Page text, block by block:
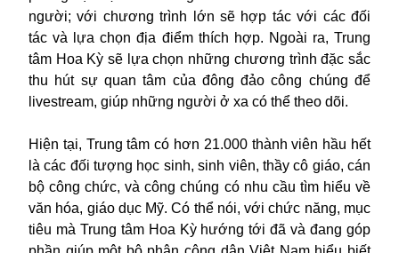
người; với chương trình lớn sẽ hợp tác với các đối
tác và lựa chọn địa điểm thích hợp. Ngoài ra, Trung
tâm Hoa Kỳ sẽ lựa chọn những chương trình đặc sắc
thu hút sự quan tâm của đông đảo công chúng để
livestream, giúp những người ở xa có thể theo dõi.
Hiện tại, Trung tâm có hơn 21.000 thành viên hầu hết
là các đối tượng học sinh, sinh viên, thầy cô giáo, cán
bộ công chức, và công chúng có nhu cầu tìm hiểu về
văn hóa, giáo dục Mỹ. Có thể nói, với chức năng, mục
tiêu mà Trung tâm Hoa Kỳ hướng tới đã và đang góp